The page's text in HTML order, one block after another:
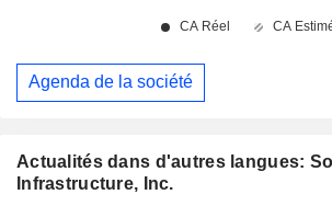
Actualités dans d'autres langues:
Infrastructure, Inc.
Agenda de la société